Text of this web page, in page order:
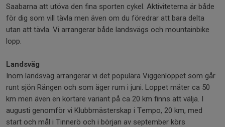
Saabarna att utöva den fina sporten cykel. Aktiviteterna är både
för dig som vill tävla men även om du föredrar att bara delta
utan att tävla. Vi arrangerar både landsvägs och mountainbike
lopp.
Landsväg
Inom landsväg arrangerar vi det populära Viggenloppet som går
runt sjön Rängen och som äger rum i juni. Loppet mäter ca 50
km men även en kortare variant på ca 20 km finns att välja. I
augusti genomför vi Klubbmästerskap i Tempo, 20 km, med
start och mål i Tinnerö och i början av september körs